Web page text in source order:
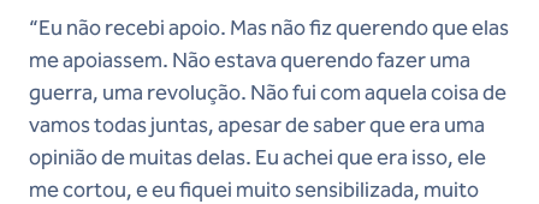
“Eu não recebi apoio. Mas não fiz querendo que elas
me apoiassem. Não estava querendo fazer uma
guerra, uma revolução. Não fui com aquela coisa de
vamos todas juntas, apesar de saber que era uma
opinião de muitas delas. Eu achei que era isso, ele
me cortou, e eu fiquei muito sensibilizada, muito